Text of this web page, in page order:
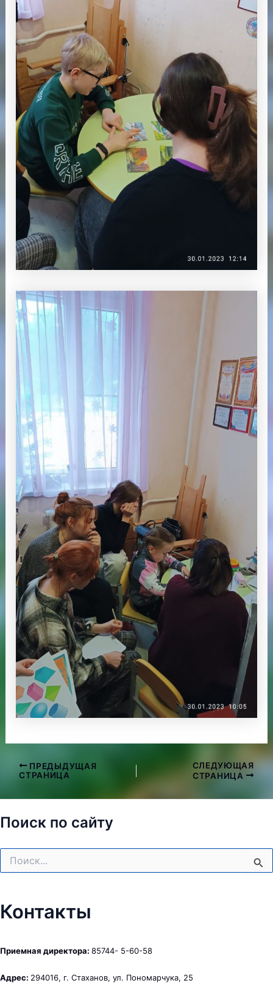
Навигация
записям
ПРЕДЫДУЩАЯ
СТРАНИЦА
СЛЕДУЮЩАЯ
СТРАНИЦА
Поиск по сайту
Контакты
Приемная директора: 85744- 5-60-58
Адрес: 294016, г. Стаханов, ул. Пономарчука, 25